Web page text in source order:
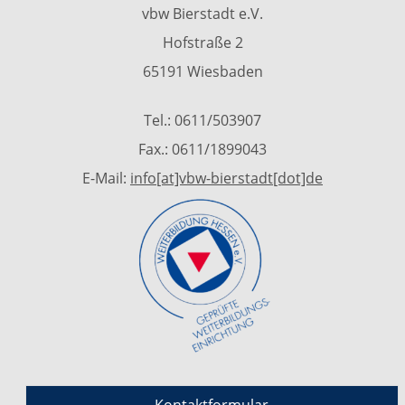
vbw Bierstadt e.V.
Hofstraße 2
65191 Wiesbaden
Tel.: 0611/503907
Fax.: 0611/1899043
E-Mail: info[at]vbw-bierstadt[dot]de